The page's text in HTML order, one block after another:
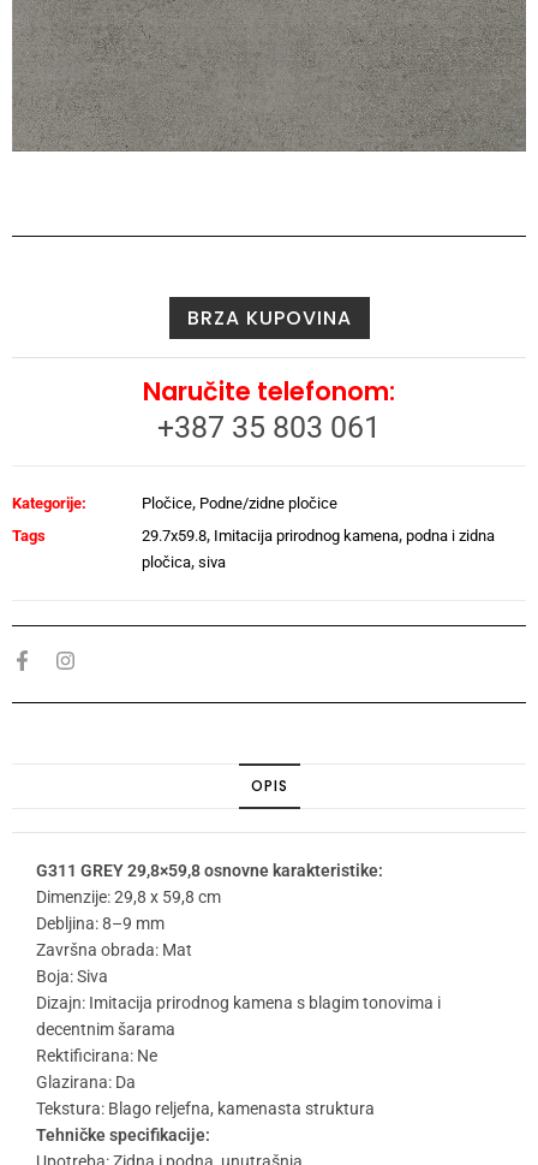
BRZA KUPOVINA
Naručite telefonom:
+387 35 803 061
Kategorije: Pločice, Podne/zidne pločice
Tags
29.7x59.8, Imitacija prirodnog kamena, podna i zidna
pločica, siva
OPIS
G311 GREY 29,8×59,8 osnovne karakteristike:
Dimenzije: 29,8 x 59,8 cm
Debljina: 8–9 mm
Završna obrada: Mat
Boja: Siva
Dizajn: Imitacija prirodnog kamena s blagim tonovima i
decentnim šarama
Rektificirana: Ne
Glazirana: Da
Tekstura: Blago reljefna, kamenasta struktura
Tehničke specifikacije:
Upotreba: Zidna i podna, unutrašnja